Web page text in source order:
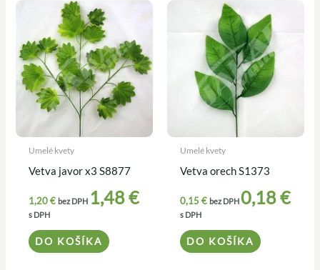
Umelé kvety
Vetva javor x3 S8877
1,20€ bez DPH 1,48€
s DPH
DO KOŠÍKA
Umelé kvety
Vetva orech S1373
0,15€ bez DPH0,18€
s DPH
DO KOŠÍKA